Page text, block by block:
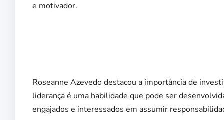
e motivador.
Roseanne Azevedo destacou a importância de
liderança é uma habilidade que pode ser
engajados e interessados em assumir